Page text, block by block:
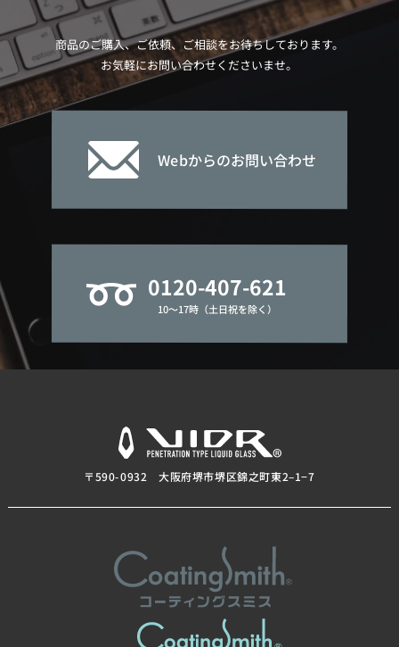
商品のご購入、ご依頼、ご相談をお待ちしております。
お気軽にお問い合わせくださいませ。
Webからのお問い合わせ
0120-407-621
10～17時（土日祝を除く）
〒590-0932 大阪府堺市堺区錦之町東2–1−7